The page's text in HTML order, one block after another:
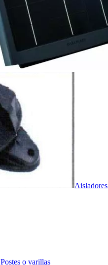
Aisladores
Postes o varillas